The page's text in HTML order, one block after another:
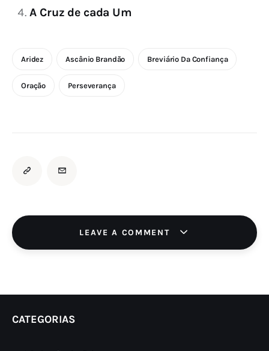
A Cruz de cada Um
Aridez Ascânio Brandão Breviário Da Confiança
Oração Perseverança
LEAVE A COMMENT
CATEGORIAS